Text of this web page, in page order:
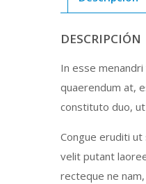
DESCRIPCIÓN
In esse
quaerendum at,
constituto duo,
Congue eruditi
velit putant
recteque ne